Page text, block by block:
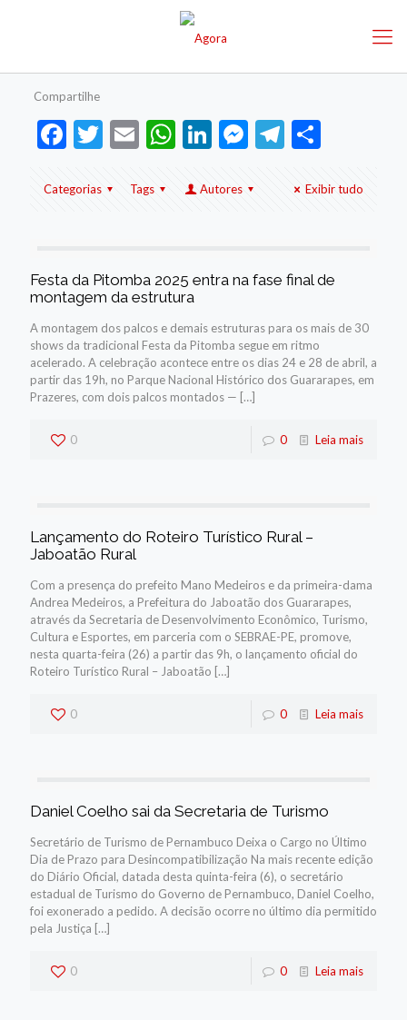
Compartilhe
Facebook
Twitter
EmailWhatsApp
LinkedIn
Messenger
Telegram
Share
Categorias Tags Autores Exibir tudo
Festa da Pitomba 2025 entra na fase final de
montagem da estrutura
A montagem dos palcos e demais estruturas para os mais de 30
shows da tradicional Festa da Pitomba segue em ritmo
acelerado. A celebração acontece entre os dias 24 e 28 de abril, a
partir das 19h, no Parque Nacional Histórico dos Guararapes, em
Prazeres, com dois palcos montados — […]
0 0 Leia mais
Lançamento do Roteiro Turístico Rural –
Jaboatão Rural
Com a presença do prefeito Mano Medeiros e da primeira-dama
Andrea Medeiros, a Prefeitura do Jaboatão dos Guararapes,
através da Secretaria de Desenvolvimento Econômico, Turismo,
Cultura e Esportes, em parceria com o SEBRAE-PE, promove,
nesta quarta-feira (26) a partir das 9h, o lançamento oficial do
Roteiro Turístico Rural – Jaboatão […]
0 0 Leia mais
Daniel Coelho sai da Secretaria de Turismo
Secretário de Turismo de Pernambuco Deixa o Cargo no Último
Dia de Prazo para Desincompatibilização Na mais recente edição
do Diário Oficial, datada desta quinta-feira (6), o secretário
estadual de Turismo do Governo de Pernambuco, Daniel Coelho,
foi exonerado a pedido. A decisão ocorre no último dia permitido
pela Justiça […]
0 0 Leia mais